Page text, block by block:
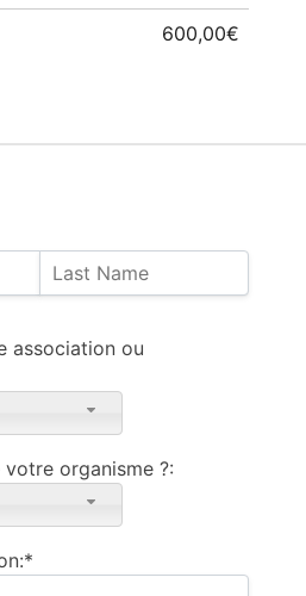
association ou
organisme ?:
600,00€